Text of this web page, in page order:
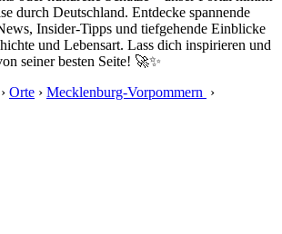
durch Deutschland. Entdecke spannende
Insider-Tipps und tiefgehende Einblicke
und Lebensart. Lass dich inspirieren und
seiner besten Seite! 🚀✨
› Orte › Mecklenburg-Vorpommern ›